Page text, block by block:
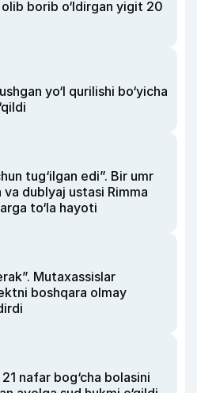
borib o‘ldirgan yigit 20
yo‘l qurilishi bo‘yicha
tug‘ilgan edi”. Bir umr
dublyaj ustasi Rimma
to‘la hayoti
Mutaxassislar
boshqara olmay
nafar bog‘cha bolasini